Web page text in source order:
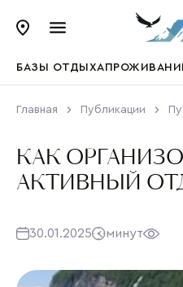
БАЗЫ ОТДЫХА
Главная Публикации
КАК
АКТИВНЫЙ
30.01.2025 минут